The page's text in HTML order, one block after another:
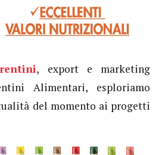
, export e marketing
Alimentari, esploriamo
del momento ai progetti